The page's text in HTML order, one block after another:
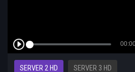
SERVER 2 HD SERVER 3 HD